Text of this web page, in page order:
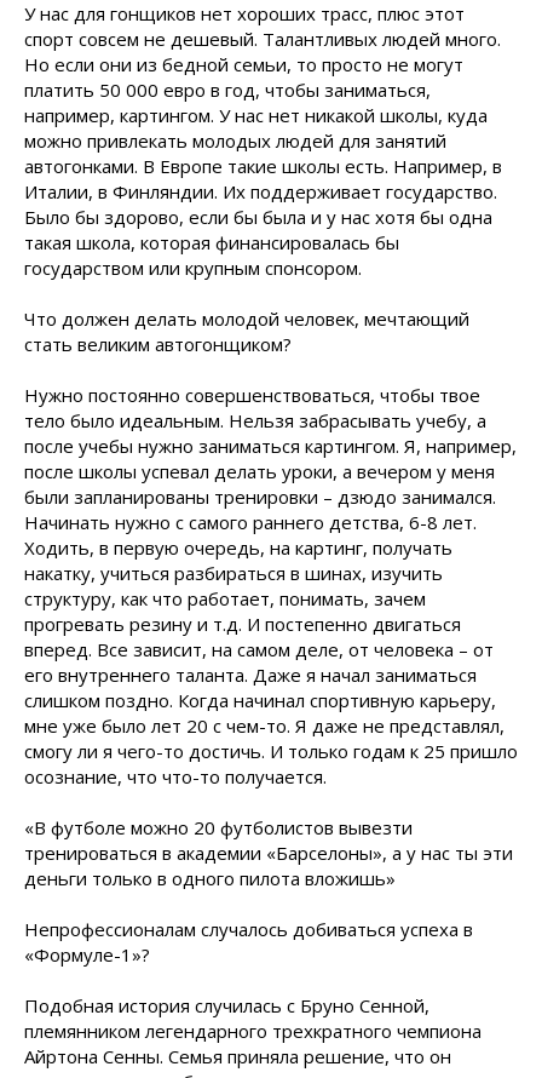
У нас для гонщиков нет хороших трасс, плюс этот
спорт совсем не дешевый. Талантливых людей много.
Но если они из бедной семьи, то просто не могут
платить 50 000 евро в год, чтобы заниматься,
например, картингом. У нас нет никакой школы, куда
можно привлекать молодых людей для занятий
автогонками. В Европе такие школы есть. Например, в
Италии, в Финляндии. Их поддерживает государство.
Было бы здорово, если бы была и у нас хотя бы одна
такая школа, которая финансировалась бы
государством или крупным спонсором.
Что должен делать молодой человек, мечтающий
стать великим автогонщиком?
Нужно постоянно совершенствоваться, чтобы твое
тело было идеальным. Нельзя забрасывать учебу, а
после учебы нужно заниматься картингом. Я, например,
после школы успевал делать уроки, а вечером у меня
были запланированы тренировки – дзюдо занимался.
Начинать нужно с самого раннего детства, 6-8 лет.
Ходить, в первую очередь, на картинг, получать
накатку, учиться разбираться в шинах, изучить
структуру, как что работает, понимать, зачем
прогревать резину и т.д. И постепенно двигаться
вперед. Все зависит, на самом деле, от человека – от
его внутреннего таланта. Даже я начал заниматься
слишком поздно. Когда начинал спортивную карьеру,
мне уже было лет 20 с чем-то. Я даже не представлял,
смогу ли я чего-то достичь. И только годам к 25 пришло
осознание, что что-то получается.
«В футболе можно 20 футболистов вывезти
тренироваться в академии «Барселоны», а у нас ты эти
деньги только в одного пилота вложишь»
Непрофессионалам случалось добиваться успеха в
«Формуле-1»?
Подобная история случилась с Бруно Сенной,
племянником легендарного трехкратного чемпиона
Айртона Сенны. Семья приняла решение, что он